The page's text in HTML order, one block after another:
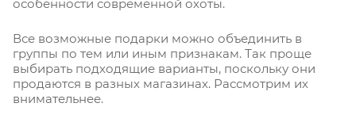
особенности современной охоты.
Все возможные подарки можно объединить в
группы по тем или иным признакам. Так проще
выбирать подходящие варианты, поскольку они
продаются в разных магазинах. Рассмотрим их
внимательнее.